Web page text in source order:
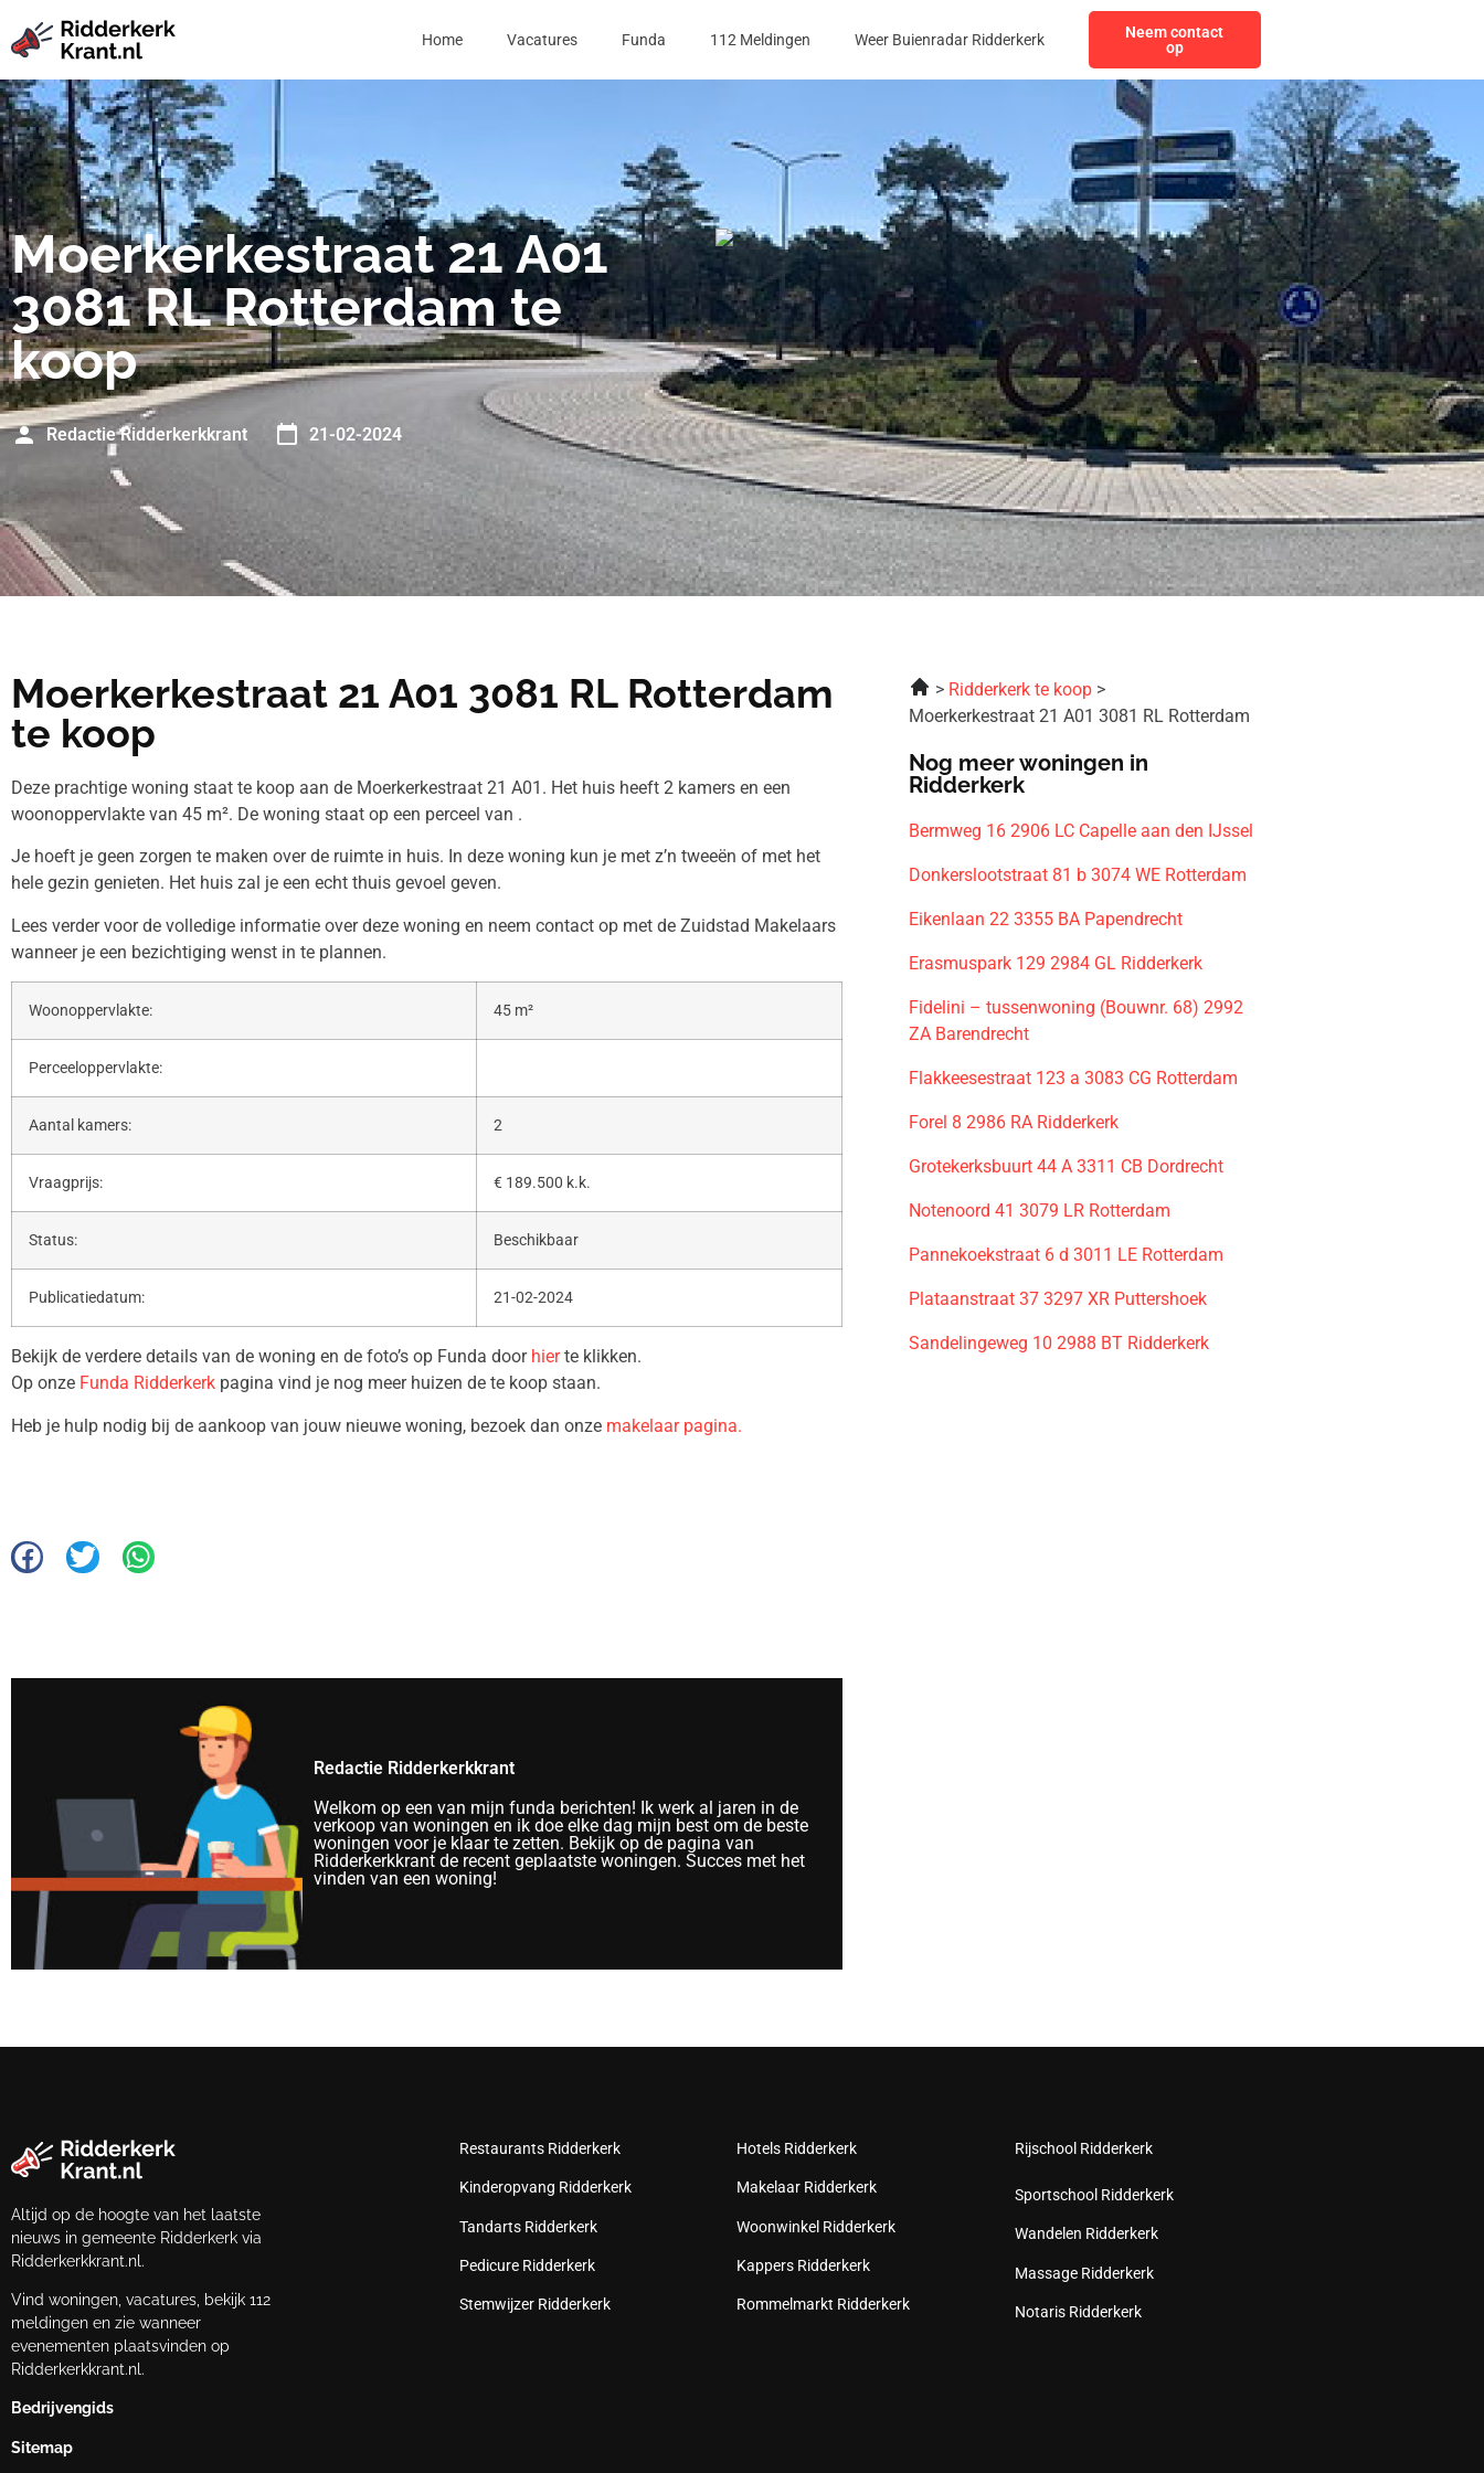
Home Vacatures Funda 112 Meldingen Weer Buienradar Ridderkerk
Neem contact
op
Moerkerkestraat 21 A01
3081 RL Rotterdam te
koop
Redactie Ridderkerkkrant 21-02-2024
Moerkerkestraat 21 A01 3081 RL Rotterdam
te koop
Deze prachtige woning staat te koop aan de Moerkerkestraat 21 A01. Het huis heeft 2 kamers en een
woonoppervlakte van 45 m². De woning staat op een perceel van .
Je hoeft je geen zorgen te maken over de ruimte in huis. In deze woning kun je met z’n tweeën of met het
hele gezin genieten. Het huis zal je een echt thuis gevoel geven.
Lees verder voor de volledige informatie over deze woning en neem contact op met de Zuidstad Makelaars
wanneer je een bezichtiging wenst in te plannen.
Woonoppervlakte: 45 m²
Perceeloppervlakte:
Aantal kamers: 2
Vraagprijs: € 189.500 k.k.
Status: Beschikbaar
Publicatiedatum: 21-02-2024
Bekijk de verdere details van de woning en de foto’s op Funda door hierte klikken.
Op onze Funda Ridderkerk pagina vind je nog meer huizen de te koop staan.
Heb je hulp nodig bij de aankoop van jouw nieuwe woning, bezoek dan onze makelaar pagina.
Redactie Ridderkerkkrant
Welkom op een van mijn funda berichten! Ik werk al jaren in de
verkoop van woningen en ik doe elke dag mijn best om de beste
woningen voor je klaar te zetten. Bekijk op de pagina van
Ridderkerkkrant de recent geplaatste woningen. Succes met het
vinden van een woning!
Ridderkerk te koop
Moerkerkestraat 21 A01 3081 RL Rotterdam
Nog meer woningen in
Ridderkerk
Bermweg 16 2906 LC Capelle aan den IJssel
Donkerslootstraat 81 b 3074 WE Rotterdam
Eikenlaan 22 3355 BA Papendrecht
Erasmuspark 129 2984 GL Ridderkerk
Fidelini – tussenwoning (Bouwnr. 68) 2992
ZA Barendrecht
Flakkeesestraat 123 a 3083 CG Rotterdam
Forel 8 2986 RA Ridderkerk
Grotekerksbuurt 44 A 3311 CB Dordrecht
Notenoord 41 3079 LR Rotterdam
Pannekoekstraat 6 d 3011 LE Rotterdam
Plataanstraat 37 3297 XR Puttershoek
Sandelingeweg 10 2988 BT Ridderkerk
Altijd op de hoogte van het laatste
nieuws in gemeente Ridderkerk via
Ridderkerkkrant.nl.
Vind woningen, vacatures, bekijk 112
meldingen en zie wanneer
evenementen plaatsvinden op
Ridderkerkkrant.nl.
Bedrijvengids
Sitemap
Restaurants Ridderkerk
Kinderopvang Ridderkerk
Tandarts Ridderkerk
Pedicure Ridderkerk
Stemwijzer Ridderkerk
Hotels Ridderkerk
Makelaar Ridderkerk
Woonwinkel Ridderkerk
Kappers Ridderkerk
Rommelmarkt Ridderkerk
Rijschool Ridderkerk
Sportschool Ridderkerk
Wandelen Ridderkerk
Massage Ridderkerk
Notaris Ridderkerk